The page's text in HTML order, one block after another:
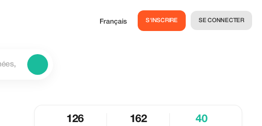
Français S'INSCRIRE SE CONNECTER
126 162 40